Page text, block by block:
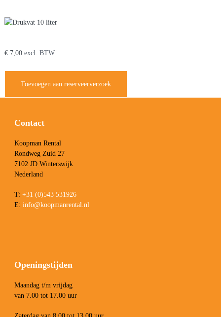
€7,00excl. BTW
Toevoegen aan reserveerverzoek
Contact
Koopman Rental
Rondweg Zuid 27
7102 JD Winterswijk
Nederland
T: +31 (0)543 531926
E: info@koopmanrental.nl
Openingstijden
Maandag t/m vrijdag
van 7.00 tot 17.00 uur